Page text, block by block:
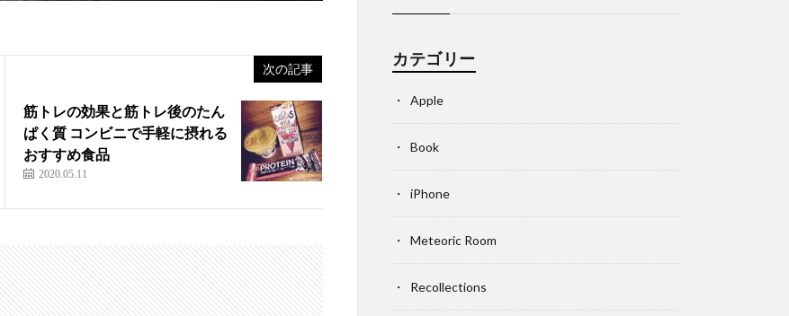
次の記事
筋トレの効果と筋トレ後のたん
ぱく質 コンビニで手軽に摂れる
おすすめ食品
2020.05.11
カテゴリー
Apple
Book
iPhone
Meteoric Room
Recollections